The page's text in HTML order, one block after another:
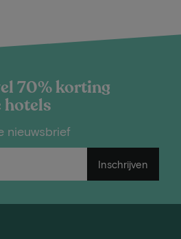
70% korting
hotels
nieuwsbrief
Inschrijven